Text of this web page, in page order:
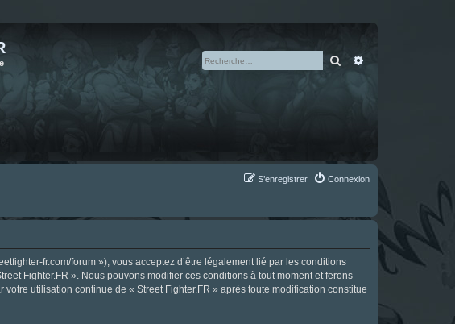
Rechercher
Connexion
S’enregistrer
fr.com/forum »), vous acceptez d’être légalement lié par les conditions
Fighter.FR ». Nous pouvons modifier ces conditions à tout moment et ferons
utilisation continue de « Street Fighter.FR » après toute modification constitue